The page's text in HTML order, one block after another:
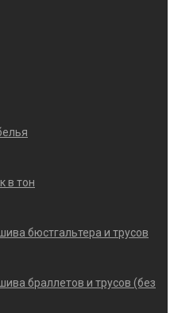
в тон
бюстгальтера и трусов
браллетов и трусов (без